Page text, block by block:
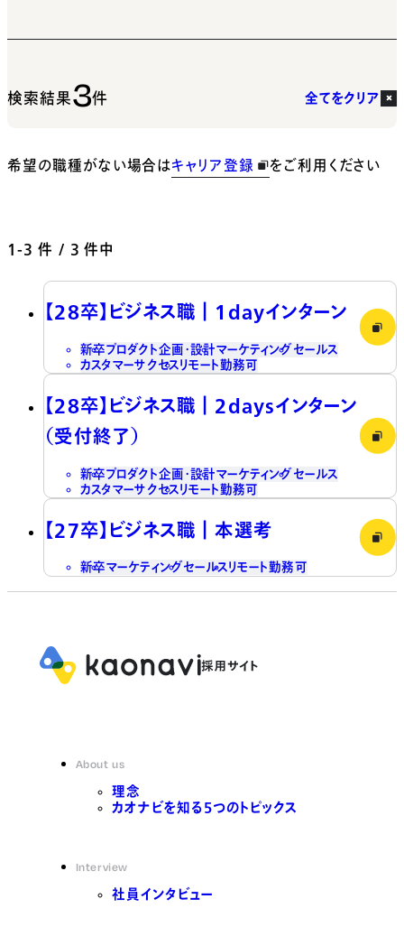
検索結果3件 全てをクリア
希望の職種がない場合はキャリア登録 をご利用ください
1-3 件 / 3 件中
【28卒】ビジネス職┃1dayインターン
新卒プロダクト企画・設計マーケティング セールス
カスタマーサクセスリモート勤務可
【28卒】ビジネス職┃2daysインターン
（受付終了）
新卒プロダクト企画・設計マーケティングセールス
カスタマーサクセス リモート勤務可
【27卒】ビジネス職┃本選考
新卒マーケティング セールスリモート勤務可
About us
理念
カオナビを知る5つのトピックス
Interview
社員インタビュー